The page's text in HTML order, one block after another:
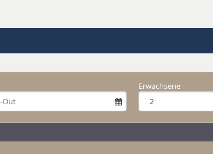
Erwachsene